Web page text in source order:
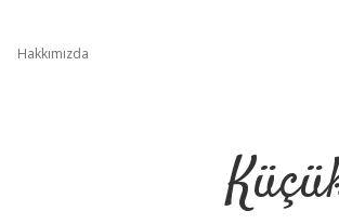
Hakkımızda